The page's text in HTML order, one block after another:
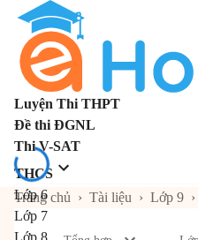
Luyện Thi THPT
Đề thi ĐGNL
Thi V-SAT
THCS
Lớp 6
Lớp 7
Trang chủ › Tài liệu › Lớp 9 ›